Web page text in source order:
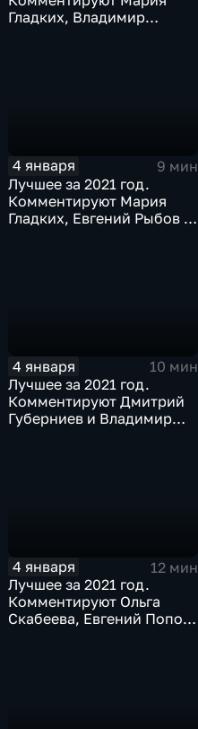
Гладких, Владимир
4 января
9 мин
Лучшее за 2021 год.
Комментируют Мария
Гладких, Евгений Рыбов и
4 января
10 мин
Лучшее за 2021 год.
Комментируют Дмитрий
Губерниев и Владимир
4 января
12 мин
Лучшее за 2021 год.
Комментируют Ольга
Скабеева, Евгений Попов